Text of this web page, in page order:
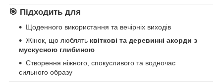
🎯 Підходить для
Щоденного використання та вечірніх виходів
Жінок, що люблять квіткові та деревинні акорди з
мускусною глибиною
Створення ніжного, спокусливого та водночас
сильного образу